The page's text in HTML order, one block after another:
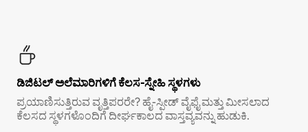
ಡಿಜಿಟಲ್ ಅಲೆಮಾರಿಗಳಿಗೆ ಕೆಲಸ-ಸ್ನೇಹಿ ಸ್ಥಳಗಳು
ಪ್ರಯಾಣಿಸುತ್ತಿರುವ ವೃತ್ತಿಪರರೇ? ಹೈ-ಸ್ಪೀಡ್ ವೈಫೈ ಮತ್ತು ಮೀಸಲಾದ
ಕೆಲಸದ ಸ್ಥಳಗಳೊಂದಿಗೆ ದೀರ್ಘಕಾಲದ ವಾಸ್ತವ್ಯವನ್ನು ಹುಡುಕಿ.